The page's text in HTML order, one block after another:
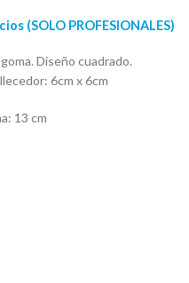
(SOLO PROFESIONALES)
Diseño cuadrado.
6cm x 6cm
13 cm